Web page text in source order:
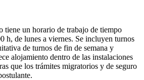
tiene un horario de trabajo de tiempo
h, de lunes a viernes. Se incluyen turnos
de turnos de fin de semana y
alojamiento dentro de las instalaciones
que los trámites migratorios y de seguro